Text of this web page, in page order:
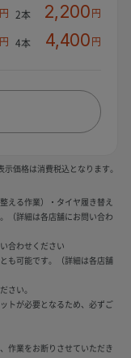
円 2本 2,200円
円 4本 4,400円
価格は消費税込となります。
える作業）・タイヤ履き替え
（詳細は各店舗にお問い合わ
合わせください
も可能です。（詳細は各店舗
さい。
トが必要となるため、必ずご
作業をお断りさせていただき